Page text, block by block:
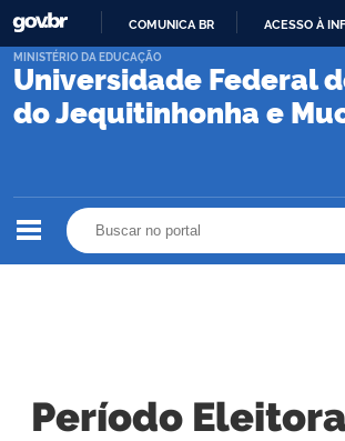
PARA
CONTEÚDO
COMUNICA BR ACESSO À
Universidade Federal
do Jequitinhonha e
MINISTÉRIO DA EDUCAÇÃO
Período